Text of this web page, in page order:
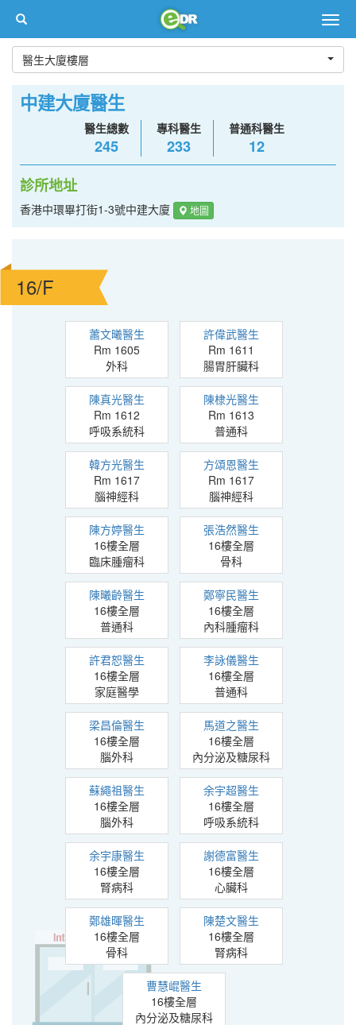
醫生大廈樓層
中建大廈醫生
醫生總數
245
專科醫生
233
普通科醫生
12
診所地址
香港中環畢打街1-3號中建大廈 地圖
16/F
蕭文曦醫生
Rm 1605
外科
許偉武醫生
Rm 1611
腸胃肝臟科
陳真光醫生
Rm 1612
呼吸系統科
陳棣光醫生
Rm 1613
普通科
韓方光醫生
Rm 1617
腦神經科
方頌恩醫生
Rm 1617
腦神經科
陳方婷醫生
16樓全層
臨床腫瘤科
張浩然醫生
16樓全層
骨科
陳曦齡醫生
16樓全層
普通科
鄭寧民醫生
16樓全層
內科腫瘤科
許君恕醫生
16樓全層
家庭醫學
李詠儀醫生
16樓全層
普通科
梁昌倫醫生
16樓全層
腦外科
馬道之醫生
16樓全層
內分泌及糖尿科
蘇繩祖醫生
16樓全層
腦外科
余宇超醫生
16樓全層
呼吸系統科
余宇康醫生
16樓全層
腎病科
謝德富醫生
16樓全層
心臟科
鄭雄暉醫生
16樓全層
骨科
陳楚文醫生
16樓全層
腎病科
曹慧崐醫生
16樓全層
內分泌及糖尿科